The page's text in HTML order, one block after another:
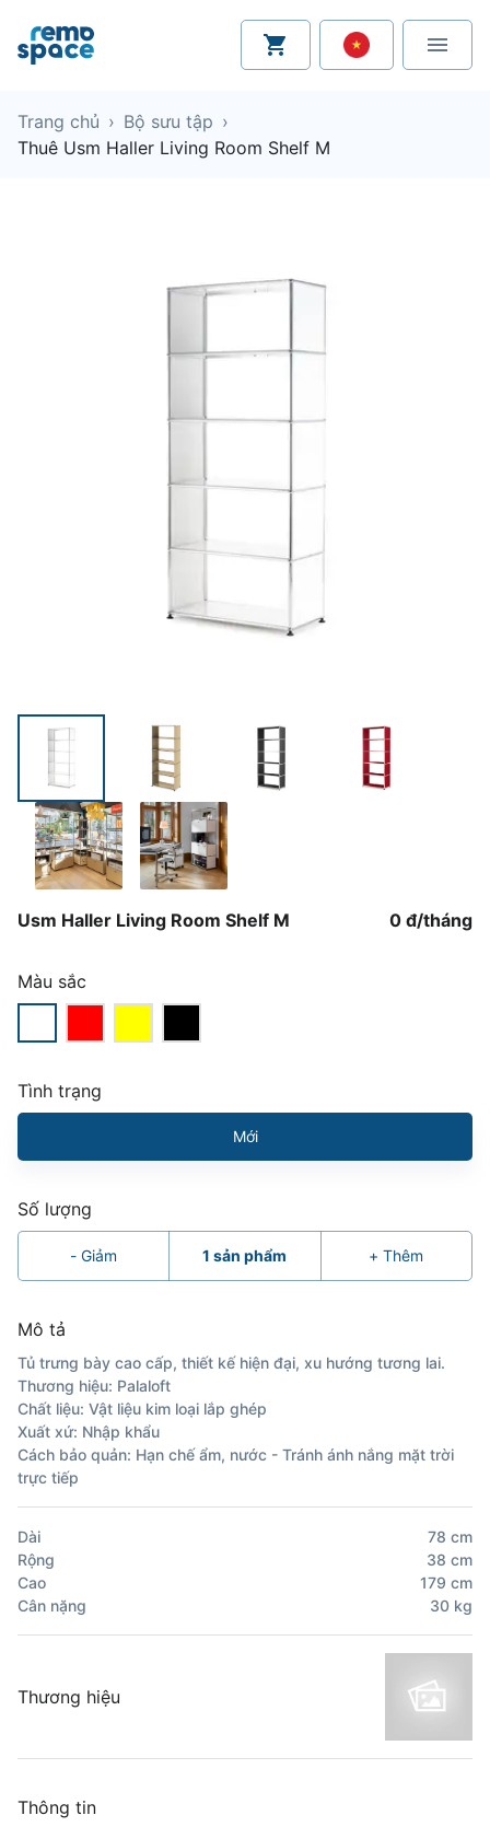
Trang chủ › Bộ sưu tập ›
Thuê Usm Haller Living Room Shelf M
Usm Haller Living Room Shelf M 0 đ/tháng
Màu sắc
Tình trạng
Mới
Số lượng
-Giảm 1 sản phẩm +Thêm
Mô tả
Tủ trưng bày cao cấp, thiết kế hiện đại, xu hướng tương lai.
Thương hiệu: Palaloft
Chất liệu: Vật liệu kim loại lắp ghép
Xuất xứ: Nhập khẩu
Cách bảo quản: Hạn chế ẩm, nước - Tránh ánh nắng mặt trời
trực tiếp
Dài 78 cm
Rộng
38 cm
Cao
179 cm
Cân nặng
30 kg
Thương hiệu
Thông tin